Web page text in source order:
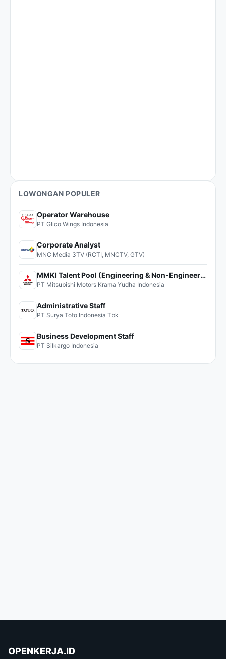
LOWONGAN POPULER
Operator Warehouse
PT Glico Wings Indonesia
Corporate Analyst
MNC Media 3TV (RCTI, MNCTV, GTV)
MMKI Talent Pool (Engineering & Non-Engineering)
PT Mitsubishi Motors Krama Yudha Indonesia
Administrative Staff
PT Surya Toto Indonesia Tbk
Business Development Staff
PT Silkargo Indonesia
OPENKERJA.ID